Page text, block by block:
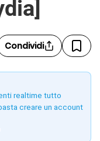
Condividi
realtime tutto
creare un account